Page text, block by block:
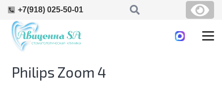
+7(918) 025-50-01
Philips Zoom 4